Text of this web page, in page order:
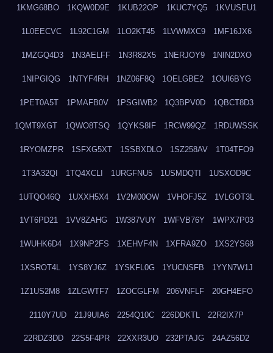
1KMG68BO 1KQW0D9E 1KUB22OP 1KUC7YQ5 1KVUSEU1
1L0EECVC 1L92C1GM 1LO2KT45 1LVWMXC9 1MF16JX6
1MZGQ4D3 1N3AELFF 1N3R82X5 1NERJOY9 1NIN2DXO
1NIPGIQG 1NTYF4RH 1NZ06F8Q 1OELGBE2 1OUI6BYG
1PET0A5T 1PMAFB0V 1PSGIWB2 1Q3BPV0D 1QBCT8D3
1QMT9XGT 1QWO8TSQ 1QYKS8IF 1RCW99QZ 1RDUWSSK
1RYOMZPR 1SFXG5XT 1SSBXDLO 1SZ258AV 1T04TFO9
1T3A32QI 1TQ4XCLI 1URGFNU5 1USMDQTI 1USXOD9C
1UTQO46Q 1UXXH5X4 1V2M00OW 1VHOFJ5Z 1VLGOT3L
1VT6PD21 1VV8ZAHG 1W387VUY 1WFVB76Y 1WPX7P03
1WUHK6D4 1X9NP2FS 1XEHVF4N 1XFRA9ZO 1XS2YS68
1XSROT4L 1YS8YJ6Z 1YSKFL0G 1YUCNSFB 1YYN7W1J
1Z1US2M8 1ZLGWTF7 1ZOCGLFM 206VNFLF 20GH4EFO
2110Y7UD 21J9UIA6 2254Q10C 226DDKTL 22R2IX7P
22RDZ3DD 22S5F4PR 22XXR3UO 232PTAJG 24AZ56D2